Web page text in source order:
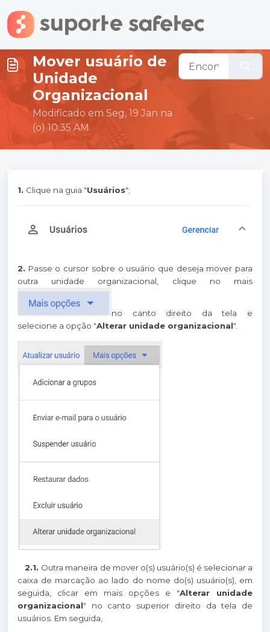
Ir para o conteúdo principal
Mover usuário de
Unidade
Organizacional
Modificado em Seg, 19 Jan na
(o) 10:35 AM
1. Clique na guia "Usuários";
2. Passe o cursor sobre o usuário que deseja mover para
outra unidade organizacional, clique no mais
no canto direito da tela e
selecione a opção "Alterar unidade organizacional".
2.1. Outra maneira de mover o(s) usuário(s) é selecionar a
caixa de marcação ao lado do nome do(s) usuário(s), em
seguida, clicar em mais opções e "Alterar unidade
organizacional" no canto superior direito da tela de
usuários. Em seguida,